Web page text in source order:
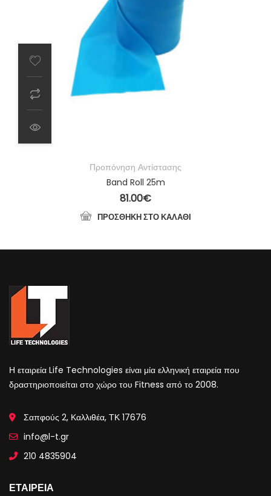
Προπόνηση Αντίστασης
Band Roll 25m
81.00€
ΠΡΟΣΘΉΚΗ ΣΤΟ ΚΑΛΆΘΙ
Η εταιρεία Life Technologies είναι μία ελληνική εταιρεία που
δραστηριοποιείται στο χώρο του Fitness από το 2008.
Σαπφούς 2, Καλλιθέα, ΤΚ 17676
info@l-t.gr
210 4835904
ΕΤΑΙΡΕΙΑ